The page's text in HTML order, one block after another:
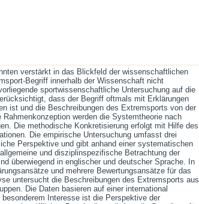
verstärkt in das Blickfeld der wissenschaftlichen
Begriff innerhalb der Wissenschaft nicht
sportwissenschaftliche Untersuchung auf die
dass der Begriff oftmals mit Erklärungen
ist und die Beschreibungen des Extremsports von der
werden die Systemtheorie nach
Die methodische Konkretisierung erfolgt mit Hilfe des
Die empirische Untersuchung umfasst drei
Perspektive und gibt anhand einer systematischen
und disziplinspezifische Betrachtung der
überwiegend in englischer und deutscher Sprache. In
und mehrere Bewertungsansätze für das
untersucht die Beschreibungen des Extremsports aus
Die Daten basieren auf einer international
Interesse ist die Perspektive der